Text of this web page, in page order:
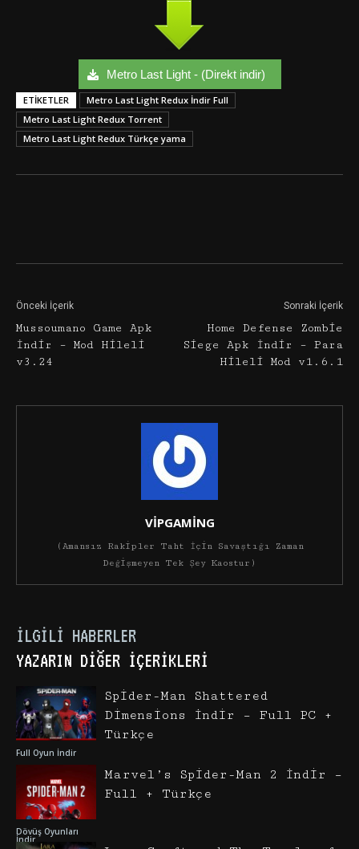
Metro Last Light - (Direkt indir)
ETIKETLER
Metro Last Light Redux İndir Full
Metro Last Light Redux Torrent
Metro Last Light Redux Türkçe yama
Önceki İçerik
Mussoumano Game Apk
İndir – Mod Hileli
v3.24
Sonraki İçerik
Home Defense Zombie
Siege Apk İndir – Para
Hileli Mod v1.6.1
VİPGAMİNG
(Amansız Rakipler Taht İçin Savaştığı Zaman
Değişmeyen Tek Şey Kaostur)
İLGILI HABERLER
YAZARIN DIĞER İÇERIKLERI
Full Oyun İndir
Spider-Man Shattered
Dimensions İndir – Full PC +
Türkçe
Dövüş Oyunları
İndir
Marvel’s Spider-Man 2 İndir –
Full + Türkçe